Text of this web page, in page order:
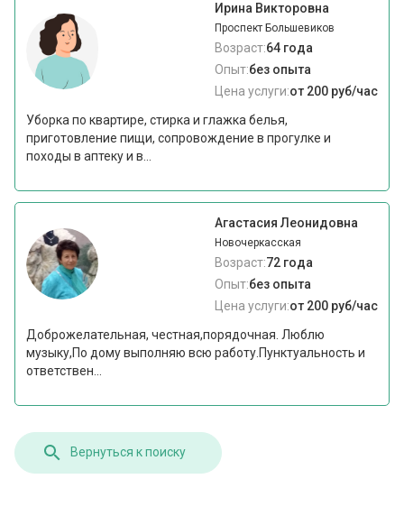
Ирина Викторовна
Проспект Большевиков
Возраст:64 года
Опыт:без опыта
Цена услуги:от 200 руб/час
Уборка по квартире, стирка и глажка белья,
приготовление пищи, сопровождение в прогулке и
походы в аптеку и в...
Агастасия Леонидовна
Новочеркасская
Возраст:72 года
Опыт:без опыта
Цена услуги:от 200 руб/час
Доброжелательная, честная,порядочная. Люблю
музыку,По дому выполняю всю работу.Пунктуальность и
ответствен...
Вернуться к поиску